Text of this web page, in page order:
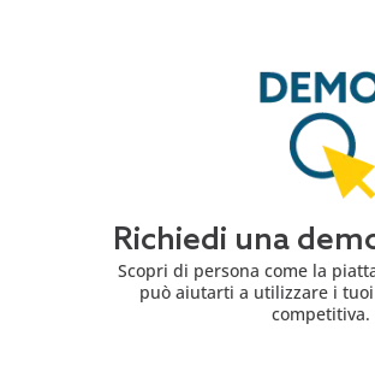
Richiedi una
Scopri di persona come la
può aiutarti a utilizzare i
competitiva.